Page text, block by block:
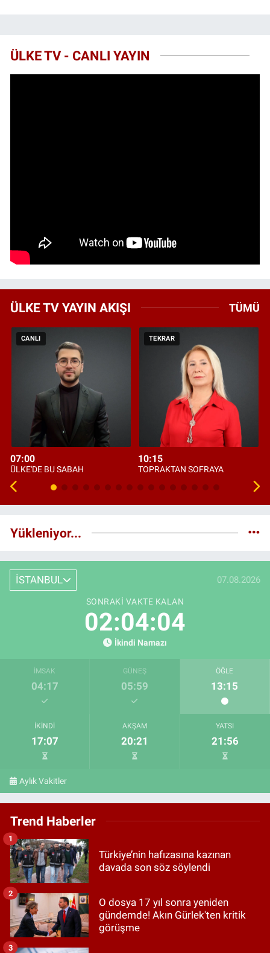
ÜLKE TV - CANLI YAYIN
ÜLKE TV YAYIN AKIŞI TÜMÜ
CANLI
07:00
ÜLKE'DE BU SABAH
TEKRAR
10:15
TOPRAKTAN SOFRAYA
Yükleniyor...
İSTANBUL 07.08.2026
SONRAKI VAKTE KALAN
02:04:03
İkindi Namazı
İMSAK
04:17
GÜNEŞ
05:59
ÖĞLE
13:15
İKINDI
17:07
AKŞAM
20:21
YATSI
21:56
Aylık Vakitler
Trend Haberler
Türkiye’nin hafızasına kazınan
davada son söz söylendi
1
O dosya 17 yıl sonra yeniden
gündemde! Akın Gürlek'ten kritik
görüşme
2
3